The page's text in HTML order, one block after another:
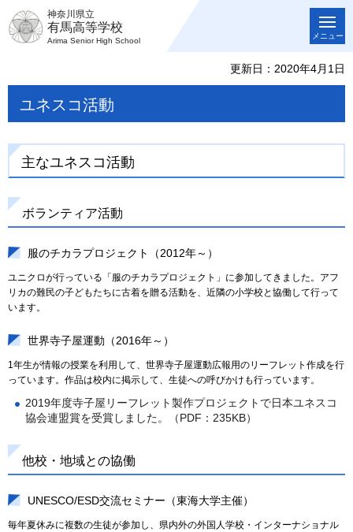
神奈川県立
有馬高等学校
Arima Senior High School
メニュー
更新日：2020年4月1日
ユネスコ活動
主なユネスコ活動
ボランティア活動
服のチカラプロジェクト（2012年～）
ユニクロが行っている「服のチカラプロジェクト」に参加してきました。アフ
リカの難民の子どもたちに古着を贈る活動を、近隣の小学校と協働して行って
います。
世界寺子屋運動（2016年～）
1年生が情報の授業を利用して、世界寺子屋運動広報用のリーフレット作成を行
っています。作品は校内に掲示して、生徒への呼びかけも行っています。
2019年度寺子屋リーフレット製作プロジェクトで日本ユネスコ
協会連盟賞を受賞しました。（PDF：235KB）
他校・地域との協働
UNESCO/ESD交流セミナー（東海大学主催）
毎年夏休みに複数の生徒が参加し、県内外の外国人学校・インターナショナル